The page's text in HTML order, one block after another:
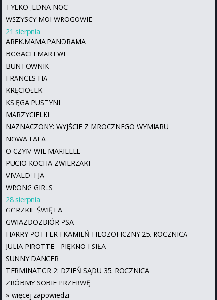
TYLKO JEDNA NOC
WSZYSCY MOI WROGOWIE
21 sierpnia
AREK.MAMA.PANORAMA
BOGACI I MARTWI
BUNTOWNIK
FRANCES HA
KRĘCIOŁEK
KSIĘGA PUSTYNI
MARZYCIELKI
NAZNACZONY: WYJŚCIE Z MROCZNEGO WYMIARU
NOWA FALA
O CZYM WIE MARIELLE
PUCIO KOCHA ZWIERZAKI
VIVALDI I JA
WRONG GIRLS
28 sierpnia
GORZKIE ŚWIĘTA
GWIAZDOZBIÓR PSA
HARRY POTTER I KAMIEŃ FILOZOFICZNY 25. ROCZNICA
JULIA PIROTTE - PIĘKNO I SIŁA
SUNNY DANCER
TERMINATOR 2: DZIEŃ SĄDU 35. ROCZNICA
ZRÓBMY SOBIE PRZERWĘ
» więcej zapowiedzi